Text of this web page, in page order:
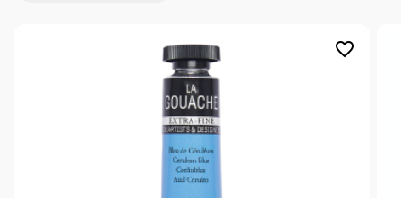
favorite_border